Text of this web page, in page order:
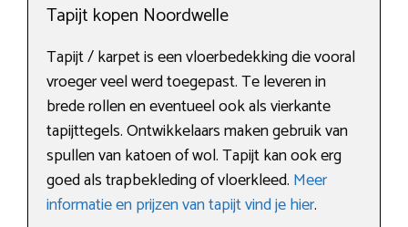
Tapijt kopen Noordwelle
Tapijt / karpet is een vloerbedekking die vooral
vroeger veel werd toegepast. Te leveren in
brede rollen en eventueel ook als vierkante
tapijttegels. Ontwikkelaars maken gebruik van
spullen van katoen of wol. Tapijt kan ook erg
goed als trapbekleding of vloerkleed. Meer
informatie en prijzen van tapijt vind je hier.